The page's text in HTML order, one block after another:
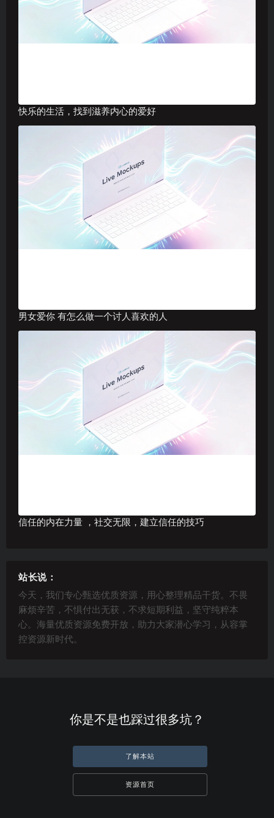
快乐的生活，找到滋养内心的爱好
男女爱你 有怎么做一个讨人喜欢的人
信任的内在力量 ，社交无限，建立信任的技巧
站长说：
今天，我们专心甄选优质资源，用心整理精品干货。不畏
麻烦辛苦，不惧付出无获，不求短期利益，坚守纯粹本
心。海量优质资源免费开放，助力大家潜心学习，从容掌
控资源新时代。
你是不是也踩过很多坑？
了解本站
资源首页